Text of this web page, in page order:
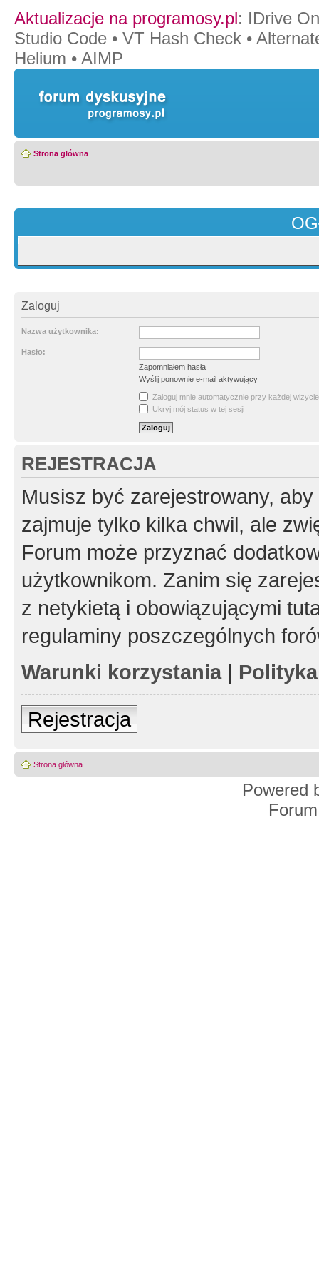
Aktualizacje na programosy.pl: IDrive
Studio Code • VT Hash Check •
Helium • AIMP
Strona główna
Zaloguj
Nazwa użytkownika:
Hasło:
Zapomniałem hasła
Wyślij ponownie e-mail aktywujący
Zaloguj mnie automatycznie przy każdej wizycie
Ukryj mój status w tej sesji
REJESTRACJA
Musisz być zarejestrowany,
zajmuje tylko kilka chwil, ale
Forum może przyznać
użytkownikom. Zanim się
z netykietą i obowiązującymi
regulaminy poszczególnych
Warunki korzystania|
Rejestracja
Strona główna
Powered